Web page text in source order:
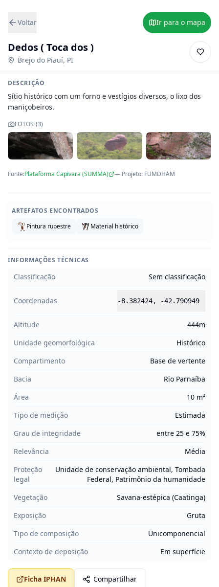
Voltar Ir para o mapa
Dedos ( Toca dos )
Brejo do Piauí, PI
DESCRIÇÃO
Sítio histórico com um forno e vestígios diversos, o lixo dos
maniçobeiros.
FOTOS (3)
Fonte:Plataforma Capivara (SUMMA) — Projeto: FUMDHAM
ARTEFATOS ENCONTRADOS
Pintura rupestre
Material histórico
INFORMAÇÕES TÉCNICAS
Classificação Sem classificação
Coordenadas -8.382424, -42.790949
Altitude
444m
Unidade geomorfológica
Histórico
Compartimento
Base de vertente
Bacia
Rio Parnaíba
Área
10 m²
Tipo de medição
Estimada
Grau de integridade
entre 25 e 75%
Relevância
Média
Proteção
legal
Unidade de conservação ambiental, Tombada
Federal, Patrimônio da humanidade
Vegetação
Savana-estépica (Caatinga)
Exposição
Gruta
Tipo de composição
Unicomponencial
Contexto de deposição
Em superfície
Ficha IPHAN Compartilhar